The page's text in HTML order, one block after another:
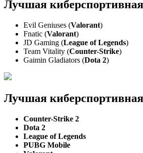
Лучшая
Evil Geniuses (Valorant)
Fnatic (Valorant)
JD Gaming (League of Legends)
Team Vitality (Counter-Strike)
Gaimin Gladiators (Dota 2)
Лучшая
Counter-Strike 2
Dota 2
League of Legends
PUBG Mobile